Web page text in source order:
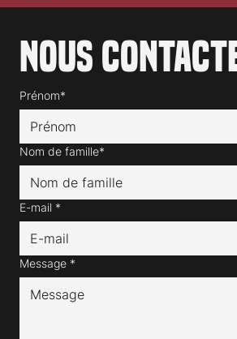
Nous
Prénom*
Nom de famille*
E-mail *
Message *